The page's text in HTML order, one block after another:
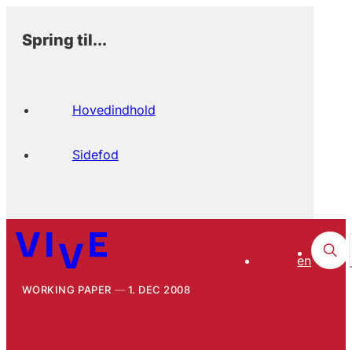
Spring til...
Hovedindhold
Sidefod
en
WORKING PAPER 1. DEC 2008